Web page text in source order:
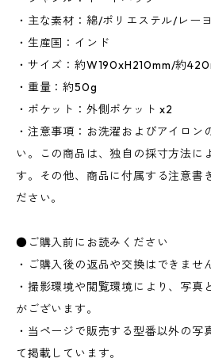
・主な素材：綿/ポリエステル/レー
・生産国：インド
・サイズ：約W190xH210mm/約
・重量：約50g
・ポケット：外側ポケット x2
・注意事項：お洗濯およびアイロン
い。この商品は、独自の採寸方法に
す。その他、商品に付属する注意書
ださい。
●ご購入前にお読みください
・ご購入後の返品や交換はできませ
・撮影環境や閲覧環境により、写真
がございます。
・当ページで販売する型番以外の写
て掲載しています。